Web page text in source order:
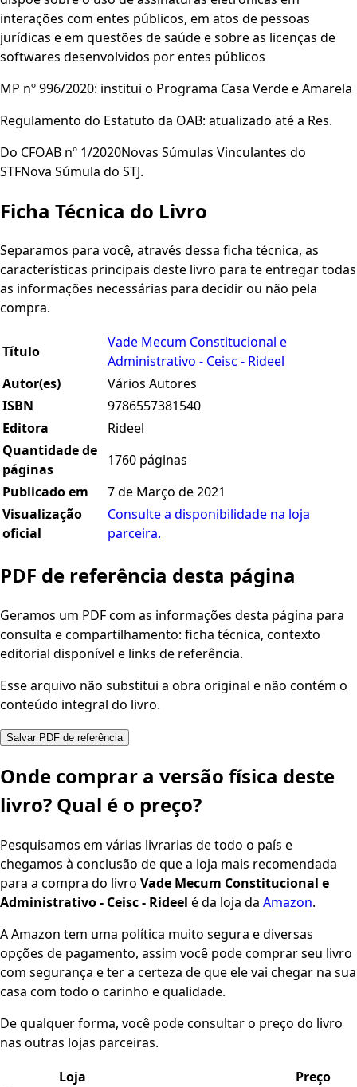
interações com entes públicos, em atos de pessoas
jurídicas e em questões de saúde e sobre as licenças de
softwares desenvolvidos por entes públicos
MP nº 996/2020: institui o Programa Casa Verde e Amarela
Regulamento do Estatuto da OAB: atualizado até a Res.
Do CFOAB nº 1/2020Novas Súmulas Vinculantes do
STFNova Súmula do STJ.
Ficha Técnica do Livro
Separamos para você, através dessa ficha técnica, as
características principais deste livro para te entregar todas
as informações necessárias para decidir ou não pela
compra.
Título
Vade Mecum Constitucional e
Administrativo - Ceisc - Rideel
Autor(es)
Vários Autores
ISBN
9786557381540
Editora
Rideel
Quantidade de
páginas
1760 páginas
Publicado em
7 de Março de 2021
Visualização
oficial
Consulte a disponibilidade na loja
parceira.
PDF de referência desta página
Geramos um PDF com as informações desta página para
consulta e compartilhamento: ficha técnica, contexto
editorial disponível e links de referência.
Esse arquivo não substitui a obra original e não contém o
conteúdo integral do livro.
Salvar PDF de referência
Onde comprar a versão física deste
livro? Qual é o preço?
Pesquisamos em várias livrarias de todo o país e
chegamos à conclusão de que a loja mais recomendada
para a compra do livro Vade Mecum Constitucional e
Administrativo - Ceisc - Rideel é da loja da Amazon.
A Amazon tem uma política muito segura e diversas
opções de pagamento, assim você pode comprar seu livro
com segurança e ter a certeza de que ele vai chegar na sua
casa com todo o carinho e qualidade.
De qualquer forma, você pode consultar o preço do livro
nas outras lojas parceiras.
Loja
Preço